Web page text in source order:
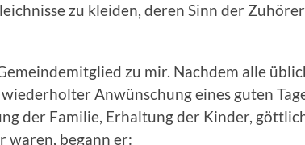
zu kleiden, deren Sinn der Zuhörer
zu mir. Nachdem alle
Anwünschung eines guten
der Familie, Erhaltung der Kinder,
waren, begann er: